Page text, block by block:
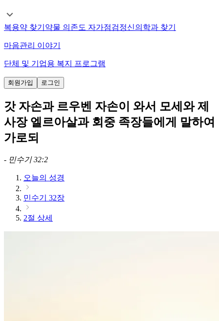
복용약 찾기 약물 의존도 자가점검정신의학과 찾기
마음관리 이야기
단체 및 기업용 복지 프로그램
회원가입 로그인
갓 자손과 르우벤 자손이 와서 모세와 제
사장 엘르아살과 회중 족장들에게 말하여
가로되
- 민수기 32:2
오늘의 성경
민수기 32장
2절 상세